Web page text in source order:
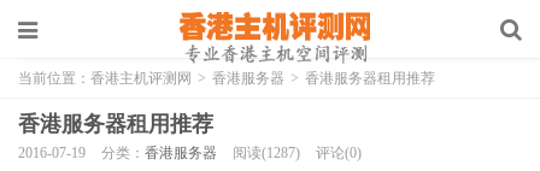
当前位置： 香港主机评测网 > 香港服务器 > 香港服务器租用推荐
香港服务器租用推荐
2016-07-19 分类： 香港服务器 阅读(1287) 评论(0)